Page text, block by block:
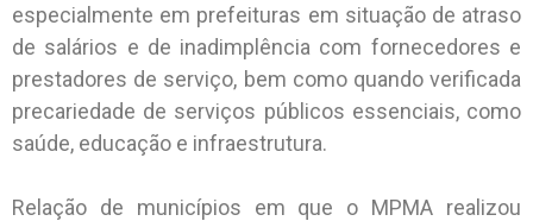
especialmente em prefeituras em situação de atraso
de salários e de inadimplência com fornecedores e
prestadores de serviço, bem como quando verificada
precariedade de serviços públicos essenciais, como
saúde, educação e infraestrutura.
Relação de municípios em que o MPMA realizou